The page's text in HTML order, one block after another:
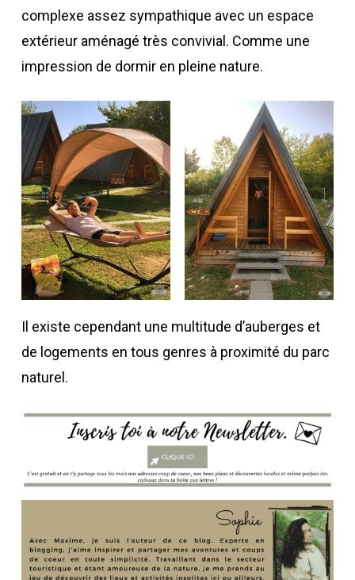
complexe assez sympathique avec un espace
extérieur aménagé très convivial. Comme une
impression de dormir en pleine nature.
Il existe cependant une multitude d’auberges et
de logements en tous genres à proximité du parc
naturel.